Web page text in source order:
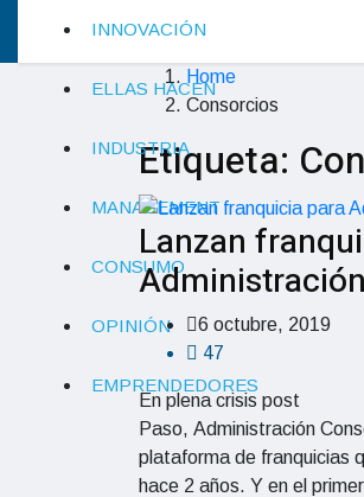
INNOVACIÓN
ELLAS HACEN
INDUSTRIA
MANAGEMENT
CONSUMO
OPINIÓN
EMPRENDEDORES
Home
Consorcios
Etiqueta:
Lanzan
6 octubre, 2019
47
En plena crisis post
Paso, Administración
plataforma de franquicias
hace 2 años. Y en el